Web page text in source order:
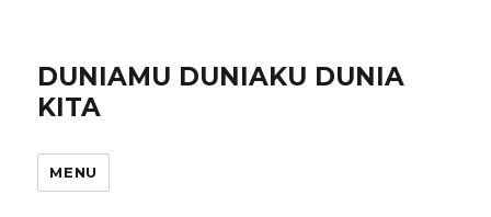
DUNIAMU DUNIAKU DUNIA
KITA
MENU